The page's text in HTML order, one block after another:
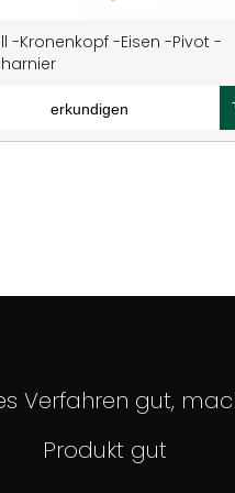
-Kronenkopf -Eisen -Pivot -
erkundigen
Verfahren gut,
Produkt gut